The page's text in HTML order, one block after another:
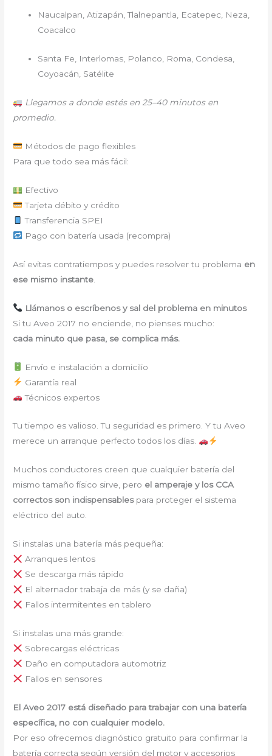
Naucalpan, Atizapán, Tlalnepantla, Ecatepec, Neza,
Coacalco
Santa Fe, Interlomas, Polanco, Roma, Condesa,
Coyoacán, Satélite
Llegamos a donde estés en 25–40 minutos en
promedio.
Métodos de pago flexibles
Para que todo sea más fácil:
Efectivo
Tarjeta débito y crédito
Transferencia SPEI
Pago con batería usada (recompra)
Así evitas contratiempos y puedes resolver tu problema en
ese mismo instante
Llámanos o escríbenos y sal del problema en minutos
Si tu Aveo 2017 no enciende, no pienses mucho:
cada minuto que pasa, se complica más.
Envío e instalación a domicilio
Garantía real
Técnicos expertos
Tu tiempo es valioso. Tu seguridad es primero. Y tu Aveo
merece un arranque perfecto todos los días.
Muchos conductores creen que cualquier batería del
mismo tamaño físico sirve, pero el amperaje y los CCA
correctos son indispensablespara proteger el sistema
eléctrico del auto.
Si instalas una batería más pequeña:
Arranques lentos
Se descarga más rápido
El alternador trabaja de más (y se daña)
Fallos intermitentes en tablero
Si instalas una más grande:
Sobrecargas eléctricas
Daño en computadora automotriz
Fallos en sensores
El Aveo 2017 está diseñado para trabajar con una batería
específica, no con cualquier modelo.
Por eso ofrecemos diagnóstico gratuito para confirmar la
batería correcta según versión del motor y accesorios